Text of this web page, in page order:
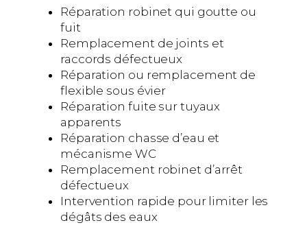
Réparation robinet qui goutte ou
fuit
Remplacement de joints et
raccords défectueux
Réparation ou remplacement de
flexible sous évier
Réparation fuite sur tuyaux
apparents
Réparation chasse d’eau et
mécanisme WC
Remplacement robinet d’arrêt
défectueux
Intervention rapide pour limiter les
dégâts des eaux